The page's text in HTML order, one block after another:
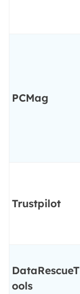
PCMag
Trustpilot
DataRescueT
ools